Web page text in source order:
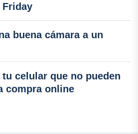
Friday
buena cámara a un
celular que no pueden
compra online